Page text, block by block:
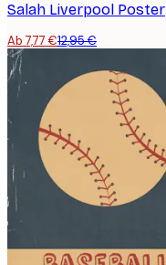
Salah Liverpool Poster
Ab 7,77 €12,95 €